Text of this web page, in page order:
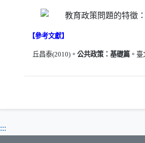
【參考文獻】
丘昌泰(2010) 。 公共政策：基礎篇 。
:::